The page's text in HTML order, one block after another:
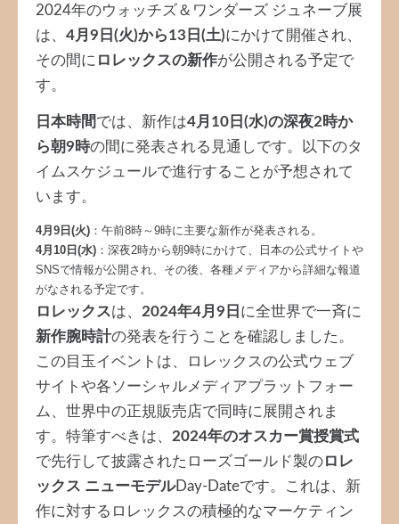
2024年のウォッチズ＆ワンダーズ ジュネーブ展
は、 4月9日(火)から13日(土)にかけて開催され、
その間に ロレックスの新作が公開される予定で
す。
日本時間では、新作は4月10日(水)の深夜2時か
ら朝9時の間に発表される見通しです。以下のタ
イムスケジュールで進行することが予想されて
います。
4月9日(火) ：午前8時～9時に主要な新作が発表される。
4月10日(水) ：深夜2時から朝9時にかけて、日本の公式サイトや
SNSで情報が公開され、その後、各種メディアから詳細な報道
がなされる予定です。
ロレックスは、 2024年4月9日 に全世界で一斉に
新作腕時計の発表を行うことを確認しました。
この目玉イベントは、ロレックスの公式ウェブ
サイトや各ソーシャルメディアプラットフォー
ム、世界中の正規販売店で同時に展開されま
す。特筆すべきは、 2024年のオスカー賞授賞式
で先行して披露されたローズゴールド製の ロレ
ックス ニューモデルDay-Dateです。これは、新
作に対するロレックスの積極的なマーケティン